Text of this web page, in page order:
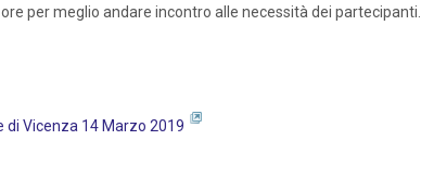
per meglio andare incontro alle necessità dei partecipanti.
di Vicenza 14 Marzo 2019